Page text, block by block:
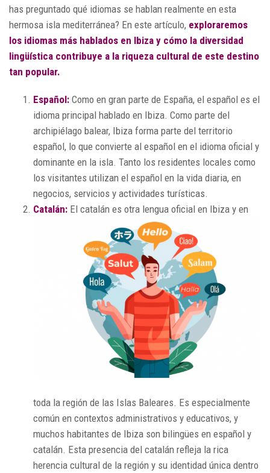
has preguntado qué idiomas se hablan realmente en esta
hermosa isla mediterránea? En este artículo, exploraremos
los idiomas más hablados en Ibiza y cómo la diversidad
lingüística contribuye a la riqueza cultural de este destino
tan popular.
Español:Como en gran parte de España, el español es el
idioma principal hablado en Ibiza. Como parte del
archipiélago balear, Ibiza forma parte del territorio
español, lo que convierte al español en el idioma oficial y
dominante en la isla. Tanto los residentes locales como
los visitantes utilizan el español en la vida diaria, en
negocios, servicios y actividades turísticas.
Catalán:El catalán es otra lengua oficial en Ibiza y en
toda la región de las Islas Baleares. Es especialmente
común en contextos administrativos y educativos, y
muchos habitantes de Ibiza son bilingües en español y
catalán. Esta presencia del catalán refleja la rica
herencia cultural de la región y su identidad única dentro